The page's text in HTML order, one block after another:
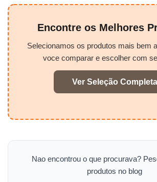
Encontre os Melhores
Selecionamos os produtos mais bem
voce comparar e escolher com
Ver Seleção Completa
Nao encontrou o que procurava?
produtos no blog